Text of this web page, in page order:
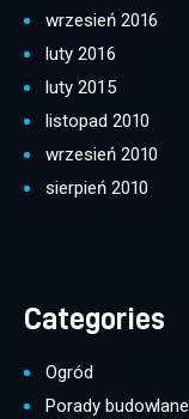
wrzesień 2016
luty 2016
luty 2015
listopad 2010
wrzesień 2010
sierpień 2010
Categories
Ogród
Porady budowlane